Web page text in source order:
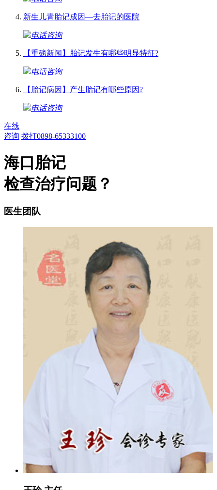
新生儿青胎记成因—去胎记的医院
电话咨询
【重磅新闻】胎记发生有哪些明显特征?
电话咨询
【胎记病因】产生胎记有哪些原因?
电话咨询
在线
咨询 拨打0898-65333100
海口胎记
检查治疗问题？
医生团队